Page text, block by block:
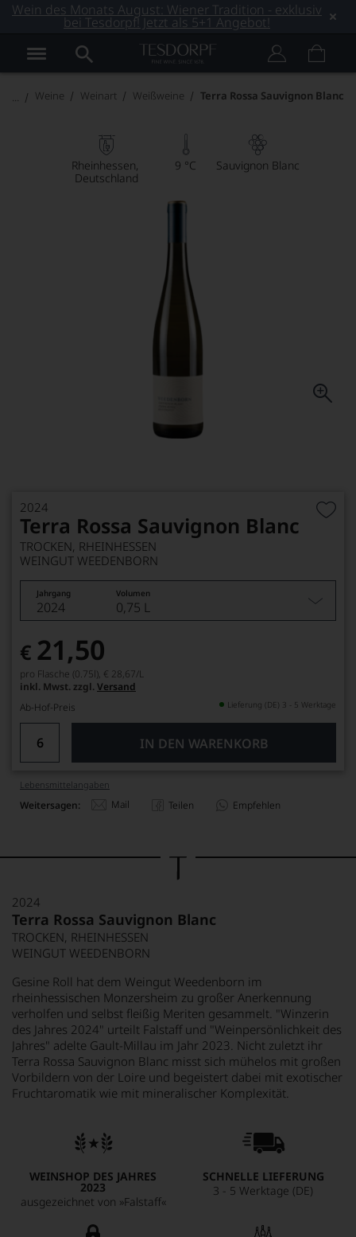
Wein des Monats August: Wiener Tradition - exklusiv
bei Tesdorpf! Jetzt als 5+1 Angebot!
Weine Weinart Weißweine Terra Rossa Sauvignon Blanc
Rheinhessen
Deutschland
9 °C Sauvignon Blanc
2024
Terra Rossa Sauvignon Blanc
TROCKEN, RHEINHESSEN
WEINGUT WEEDENBORN
Jahrgang Volumen
2024 0,75 L
€ 21,50
pro Flasche (0.75l), € 28,67/L
inkl. Mwst. zzgl. Versand
Ab-Hof-Preis
Lieferung (DE) 3 - 5 Werktage
IN DEN WARENKORB
Lebensmittel­angaben
Weitersagen: Mail Teilen Empfehlen
2024
Terra Rossa Sauvignon Blanc
TROCKEN, RHEINHESSEN
WEINGUT WEEDENBORN
Gesine Roll hat dem Weingut Weedenborn im
rheinhessischen Monzersheim zu großer Anerkennung
verholfen und selbst fleißig Meriten gesammelt. "Winzerin
des Jahres 2024" urteilt Falstaff und "Weinpersönlichkeit des
Jahres" adelte Gault-Millau im Jahr 2023. Nicht zuletzt ihr
Terra Rossa Sauvignon Blanc misst sich mühelos mit großen
Vorbildern von der Loire und begeistert dabei mit exotischer
Fruchtaromatik wie mit mineralischer Komplexität.
WEINSHOP DES JAHRES
2023
ausgezeichnet von »Falstaff«
SCHNELLE LIEFERUNG
3 - 5 Werktage (DE)